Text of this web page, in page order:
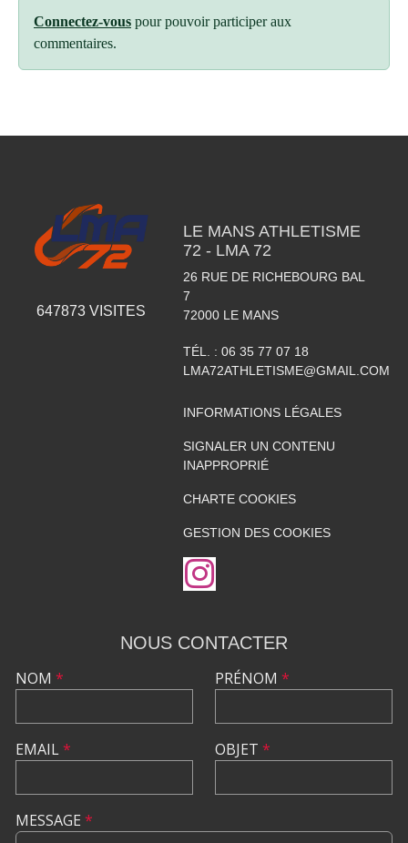
Connectez-vous pour pouvoir participer aux
commentaires.
647873 VISITES
LE MANS ATHLETISME
72 - LMA 72
26 RUE DE RICHEBOURG BAL
7
72000 LE MANS
TÉL. : 06 35 77 07 18
LMA72ATHLETISME@GMAIL.COM
INFORMATIONS LÉGALES
SIGNALER UN CONTENU
INAPPROPRIÉ
CHARTE COOKIES
GESTION DES COOKIES
NOUS CONTACTER
NOM *
EMAIL*
PRÉNOM *
OBJET *
MESSAGE *